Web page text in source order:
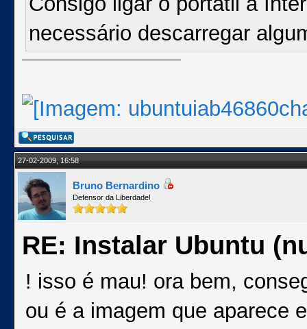
necessário descarregar
27-02-2009, 16:58
Bruno Bernardino
Defensor da Liberdade!
RE: Instalar Ubuntu
! isso é mau! ora bem,
ou é a imagem que aparece